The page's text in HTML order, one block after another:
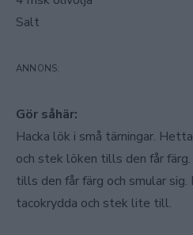
Salt
Gör såhär:
Hacka lök i små tärningar.
och stek löken tills den får
tills den får färg och smular
tacokrydda och stek lite till.